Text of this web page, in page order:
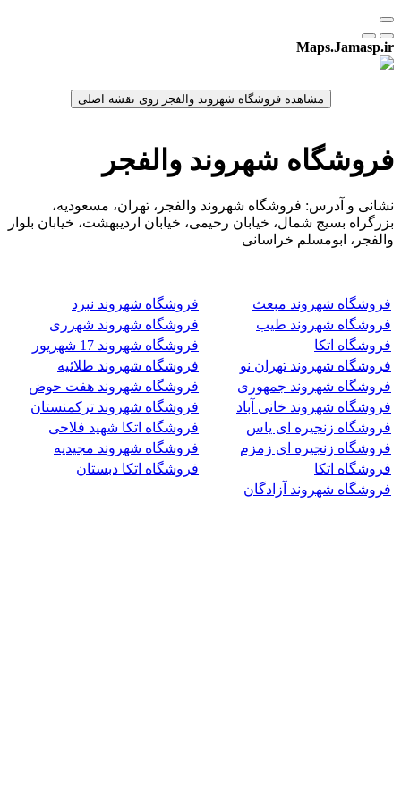
Maps.Jamasp.ir
فروشگاه شهروند والفجر
نشانی و آدرس: فروشگاه شهروند والفجر، تهران، مسعودیه،
بزرگراه بسیج شمال، خیابان رحیمی، خیابان اردیبهشت، خیابان بلوار
والفجر، ابومسلم خراسانی
فروشگاه شهروند مبعث
فروشگاه شهروند نبرد
فروشگاه شهروند طیب
فروشگاه شهروند شهرری
فروشگاه اتکا
فروشگاه شهروند 17 شهریور
فروشگاه شهروند تهران نو
فروشگاه شهروند طلائیه
فروشگاه شهروند جمهوری
فروشگاه شهروند هفت حوض
فروشگاه شهروند خانی آباد
فروشگاه شهروند ترکمنستان
فروشگاه زنجیره ای یاس
فروشگاه اتکا شهید فلاحی
فروشگاه زنجیره ای زمزم
فروشگاه شهروند مجیدیه
فروشگاه اتکا
فروشگاه اتکا دبستان
فروشگاه شهروند آزادگان